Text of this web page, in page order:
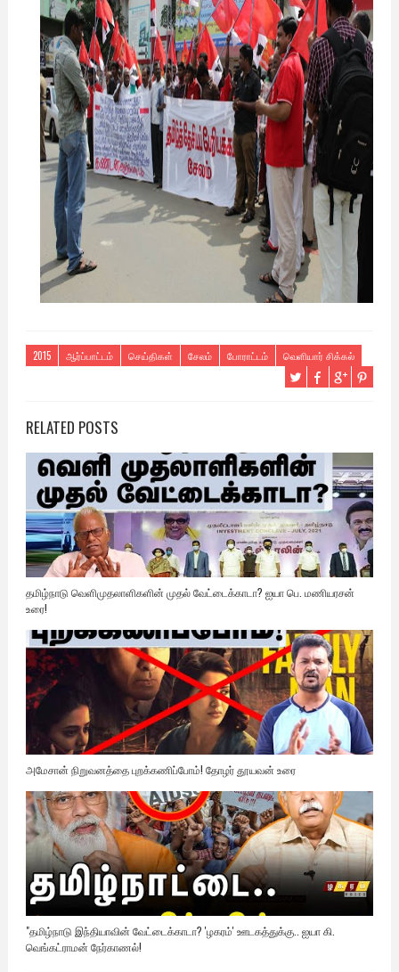
2015 ஆர்ப்பாட்டம் செய்திகள் சேலம் போராட்டம் வெளியார் சிக்கல்
RELATED POSTS
தமிழ்நாடு வெளிமுதலாளிகளின் முதல் வேட்டைக்காடா? ஐயா பெ. மணியரசன்
உரை!
அமேசான் நிறுவனத்தை புறக்கணிப்போம்! தோழர் தூயவன் உரை
"தமிழ்நாடு இந்தியாவின் வேட்டைக்காடா? 'ழகரம்' ஊடகத்துக்கு.. ஐயா கி.
வெங்கட்ராமன் நேர்காணல்!